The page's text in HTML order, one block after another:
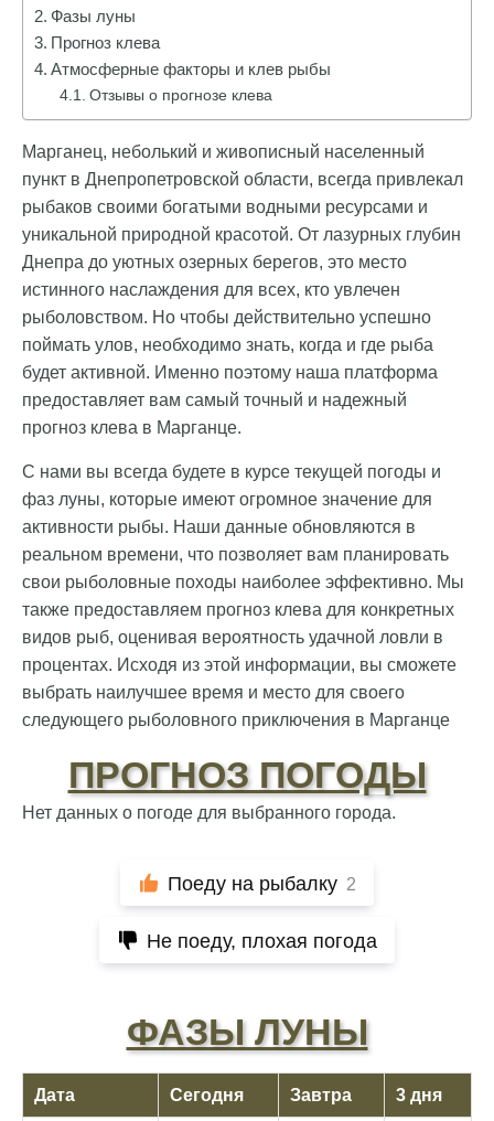
Фазы луны
Прогноз клева
Атмосферные факторы и клев рыбы
Отзывы о прогнозе клева
Марганец, неболький и живописный населенный
пункт в Днепропетровской области, всегда привлекал
рыбаков своими богатыми водными ресурсами и
уникальной природной красотой. От лазурных глубин
Днепра до уютных озерных берегов, это место
истинного наслаждения для всех, кто увлечен
рыболовством. Но чтобы действительно успешно
поймать улов, необходимо знать, когда и где рыба
будет активной. Именно поэтому наша платформа
предоставляет вам самый точный и надежный
прогноз клева в Марганце.
С нами вы всегда будете в курсе текущей погоды и
фаз луны, которые имеют огромное значение для
активности рыбы. Наши данные обновляются в
реальном времени, что позволяет вам планировать
свои рыболовные походы наиболее эффективно. Мы
также предоставляем прогноз клева для конкретных
видов рыб, оценивая вероятность удачной ловли в
процентах. Исходя из этой информации, вы сможете
выбрать наилучшее время и место для своего
следующего рыболовного приключения в Марганце
ПРОГНОЗ ПОГОДЫ
Нет данных о погоде для выбранного города.
Поеду на рыбалку 2
Не поеду, плохая погода
ФАЗЫ ЛУНЫ
Дата Сегодня Завтра 3 дня
Отличный прогноз клёва! Сегодня поймал
щуку весом 5 кг.